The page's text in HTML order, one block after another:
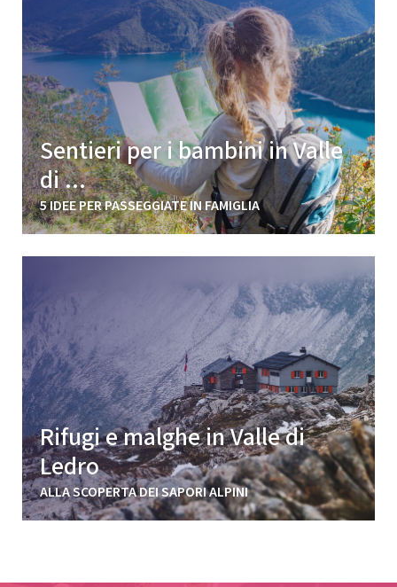
Sentieri per i bambini in Valle
di ...
5 IDEE PER PASSEGGIATE IN FAMIGLIA
Rifugi e malghe in Valle di
Ledro
ALLA SCOPERTA DEI SAPORI ALPINI